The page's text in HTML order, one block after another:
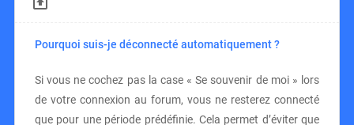
Pourquoi suis-je déconnecté automatiquement ?
Si vous ne cochez pas la case « Se souvenir de moi » lors
de votre connexion au forum, vous ne resterez connecté
que pour une période prédéfinie. Cela permet d’éviter que